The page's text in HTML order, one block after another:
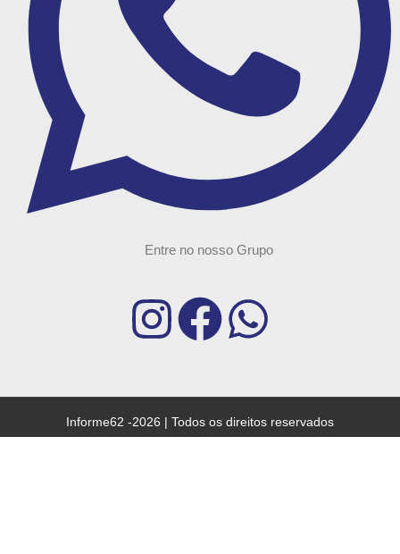
Entre no nosso Grupo
Informe62 -2026 | Todos os direitos reservados